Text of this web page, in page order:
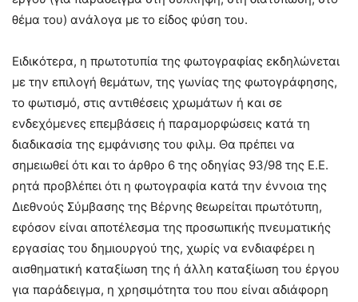
θέμα του) ανάλογα με το είδος φύση του.
Ειδικότερα, η πρωτοτυπία της φωτογραφίας εκδηλώνεται
με την επιλογή θεμάτων, της γωνίας της φωτογράφησης,
το φωτισμό, στις αντιθέσεις χρωμάτων ή και σε
ενδεχόμενες επεμβάσεις ή παραμορφώσεις κατά τη
διαδικασία της εμφάνισης του φιλμ. Θα πρέπει να
σημειωθεί ότι και το άρθρο 6 της οδηγίας 93/98 της Ε.Ε.
ρητά προβλέπει ότι η φωτογραφία κατά την έννοια της
Διεθνούς Σύμβασης της Βέρνης θεωρείται πρωτότυπη,
εφόσον είναι αποτέλεσμα της προσωπικής πνευματικής
εργασίας του δημιουργού της, χωρίς να ενδιαφέρει η
αισθηματική καταξίωση της ή άλλη καταξίωση του έργου
για παράδειγμα, η χρησιμότητα του που είναι αδιάφορη